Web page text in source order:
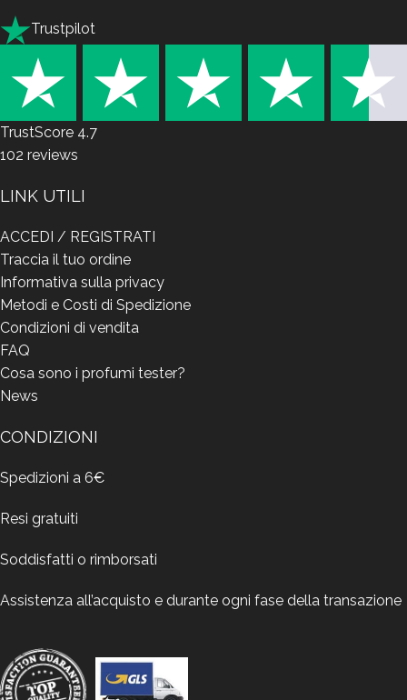
Trustpilot
TrustScore 4.7
102 reviews
LINK UTILI
ACCEDI / REGISTRATI
Traccia il tuo ordine
Informativa sulla privacy
Metodi e Costi di Spedizione
Condizioni di vendita
FAQ
Cosa sono i profumi tester?
News
CONDIZIONI
Spedizioni a 6€
Resi gratuiti
Soddisfatti o rimborsati
Assistenza all’acquisto e durante ogni fase della transazione